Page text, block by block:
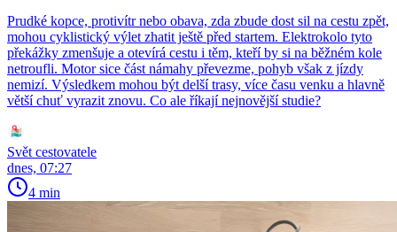
Prudké kopce, protivítr nebo obava, zda zbude dost sil na cestu zpět,
mohou cyklistický výlet zhatit ještě před startem. Elektrokolo tyto
překážky zmenšuje a otevírá cestu i těm, kteří by si na běžném kole
netroufli. Motor sice část námahy převezme, pohyb však z jízdy
nemizí. Výsledkem mohou být delší trasy, více času venku a hlavně
větší chuť vyrazit znovu. Co ale říkají nejnovější studie?
Svět cestovatele
dnes, 07:27
4 min